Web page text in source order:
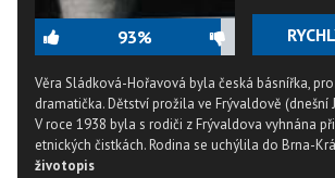
93%
Věra Sládková-Hořavová byla česká básnířka,
dramatička. Dětství prožila ve Frývaldově (dnešní
V roce 1938 byla s rodiči z Frývaldova vyhnána
etnických čistkách. Rodina se uchýlila do Brna-
životopis